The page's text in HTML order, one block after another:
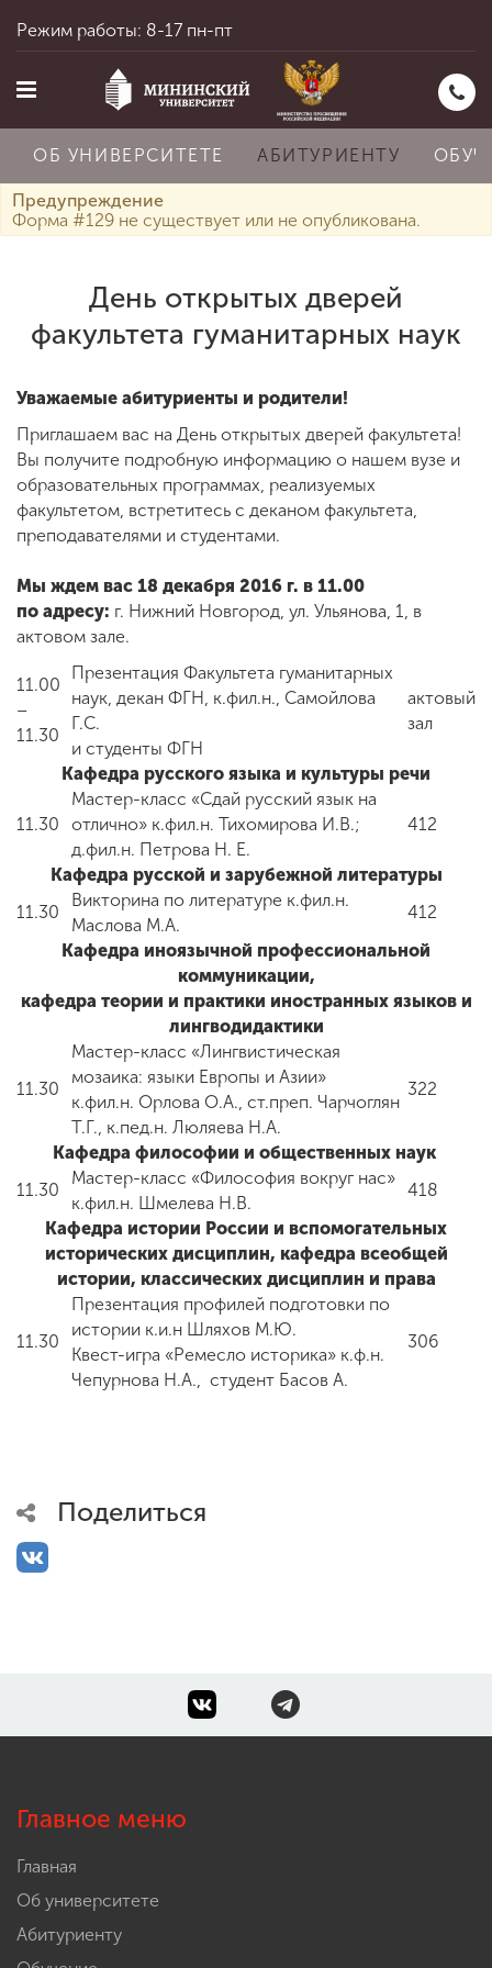
Об университете
Обучение
Наука
Международная
деятельность
Другие виды
деятельности
Студенческая жизнь
Сведения об
образовательной
организации
ENG SPN CHI
Приемная
комиссия
+7 (831) 262-26-20
Режим работы: 8-17 пн-пт
ОБ УНИВЕРСИТЕТЕ АБИТУРИЕНТУ
Предупреждение
Форма #129 не существует или не опубликована.
День открытых дверей
факультета гуманитарных наук
Уважаемые абитуриенты и родители!
Приглашаем вас на День открытых дверей факультета!
Вы получите подробную информацию о нашем вузе и
образовательных программах, реализуемых
факультетом, встретитесь с деканом факультета,
преподавателями и студентами.
Мы ждем вас 18 декабря 2016 г. в 11.00
по адресу: г. Нижний Новгород, ул. Ульянова, 1, в
актовом зале.
11.00
–
11.30
Презентация Факультета гуманитарных
наук, декан ФГН, к.фил.н., Самойлова
Г.С.
и студенты ФГН
актовый
зал
Кафедра русского языка и культуры речи
11.30
Мастер-класс «Сдай русский язык на
отлично» к.фил.н. Тихомирова И.В.;
д.фил.н. Петрова Н. Е.
412
Кафедра русской и зарубежной литературы
11.30
Викторина по литературе к.фил.н.
Маслова М.А.
412
Кафедра иноязычной профессиональной
коммуникации,
кафедра теории и практики иностранных языков и
лингводидактики
11.30
Мастер-класс «Лингвистическая
мозаика: языки Европы и Азии»
к.фил.н. Орлова О.А., ст.преп. Чарчоглян
Т.Г., к.пед.н. Люляева Н.А.
322
Кафедра философии и общественных наук
11.30
Мастер-класс «Философия вокруг нас»
к.фил.н. Шмелева Н.В.
418
Кафедра истории России и вспомогательных
исторических дисциплин, кафедра всеобщей
истории, классических дисциплин и права
11.30
Презентация профилей подготовки по
истории к.и.н Шляхов М.Ю.
Квест-игра «Ремесло историка» к.ф.н.
Чепурнова Н.А., студент Басов А.
306
Поделиться
Главное меню
Главная
Об университете
Абитуриенту